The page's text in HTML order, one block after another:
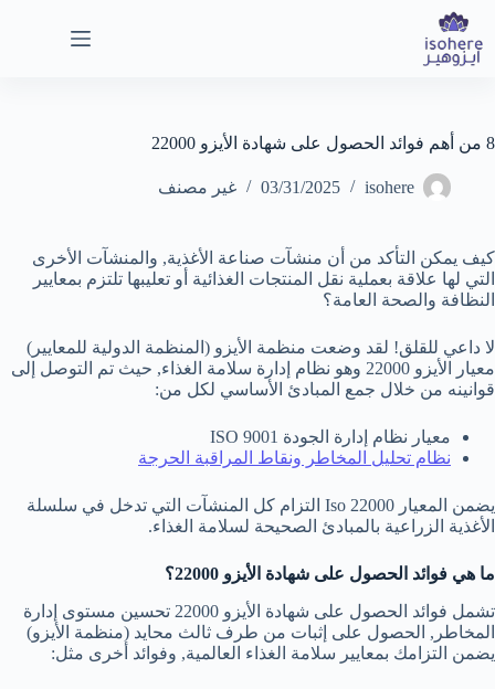
التجاوز
المحتوى
8 من أهم فوائد الحصول على شهادة الأيزو 22000
isohere
03/31/2025 غير مصنف
كيف يمكن التأكد من أن منشآت صناعة الأغذية, والمنشآت الأخرى
التي لها علاقة بعملية نقل المنتجات الغذائية أو تعليبها تلتزم بمعايير
النظافة والصحة العامة؟
لا داعي للقلق! لقد وضعت منظمة الأيزو (المنظمة الدولية للمعايير)
معيار الأيزو 22000 وهو نظام إدارة سلامة الغذاء, حيث تم التوصل إلى
قوانينه من خلال جمع المبادئ الأساسي لكل من:
معيار نظام إدارة الجودة 9001 ISO
نظام تحليل المخاطر ونقاط المراقبة الحرجة
يضمن المعيار Iso 22000 التزام كل المنشآت التي تدخل في سلسلة
الأغذية الزراعية بالمبادئ الصحيحة لسلامة الغذاء.
ما هي فوائد الحصول على شهادة الأيزو 22000؟
تشمل فوائد الحصول على شهادة الأيزو 22000 تحسين مستوى إدارة
المخاطر, الحصول على إثبات من طرف ثالث محايد (منظمة الأيزو)
يضمن التزامك بمعايير سلامة الغذاء العالمية, وفوائد أخرى مثل: